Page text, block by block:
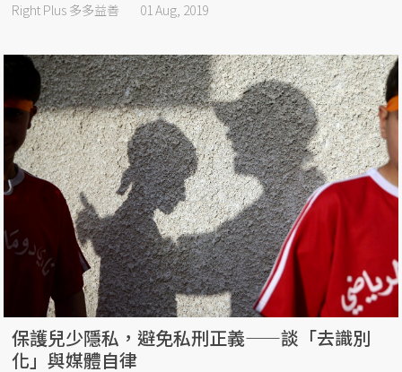
Right Plus 多多益善 01 Aug, 2019
保護兒少隱私，避免私刑正義——談「去識別
化」與媒體自律